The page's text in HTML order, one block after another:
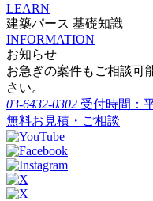
LEARN
建築パース 基礎知識
INFORMATION
お知らせ
お急ぎの案件もご相談可
さい。
03-6432-0302 受付時間：
無料お見積・ご相談